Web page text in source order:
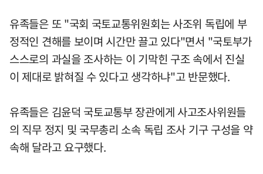
유족들은 또 "국회 국토교통위원회는 사조위 독립에 부
정적인 견해를 보이며 시간만 끌고 있다"면서 "국토부가
스스로의 과실을 조사하는 이 기막힌 구조 속에서 진실
이 제대로 밝혀질 수 있다고 생각하냐"고 반문했다.
유족들은 김윤덕 국토교통부 장관에게 사고조사위원들
의 직무 정지 및 국무총리 소속 독립 조사 기구 구성을 약
속해 달라고 요구했다.